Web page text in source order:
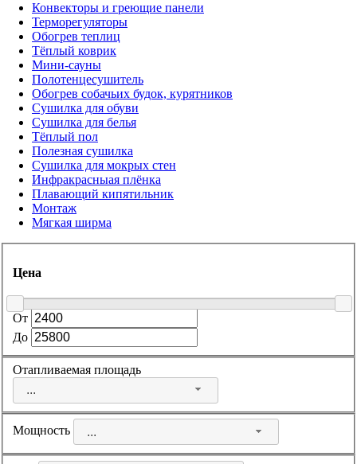
Конвекторы и греющие панели
Терморегуляторы
Обогрев теплиц
Тёплый коврик
Мини-сауны
Полотенцесушитель
Обогрев собачьих будок, курятников
Сушилка для обуви
Сушилка для белья
Тёплый пол
Полезная сушилка
Сушилка для мокрых стен
Инфракрасныая плёнка
Плавающий кипятильник
Монтаж
Мягкая ширма
Цена
От
До
Отапливаемая площадь
...
Мощность ...